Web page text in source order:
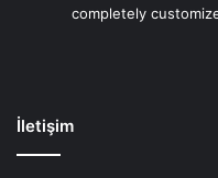
completely
İletişim